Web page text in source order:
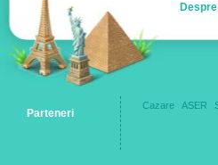
Parteneri
Cazare ASER